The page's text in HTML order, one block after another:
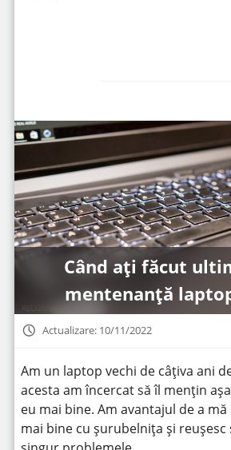
Când ați făcut
mentenanță
Actualizare: 10/11/2022
Am un laptop vechi de câțiva ani
acesta am încercat să îl mențin
eu mai bine. Am avantajul de a
mai bine cu șurubelnița și reușesc